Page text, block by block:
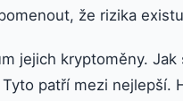
že rizika
jejich kryptoměny. Jak
patří mezi nejlepší.